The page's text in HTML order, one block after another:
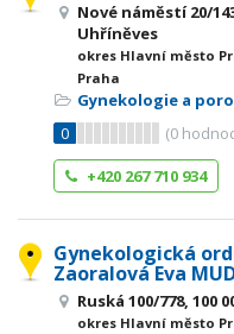
Nové náměstí 20/
Uhříněves
okres Hlavní město
Praha
Gynekologie a
0
(0
+420 267 710 934
Gynekologická
Zaoralová Eva
Ruská 100/778, 100
okres Hlavní město